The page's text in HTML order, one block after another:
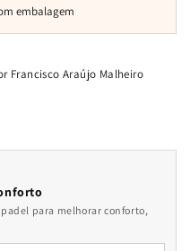
Francisco Araújo Malheiro
para melhorar conforto,